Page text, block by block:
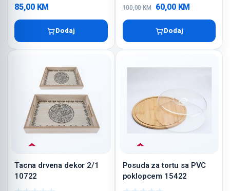
85,00 KM
Dodaj
100,00KM Izvorna
cijena
bila
je:
100,00 KM.
60,00 KM
cijena
60,00 KM.
Dodaj
Tacna drvena dekor 2/1
10722
Posuda za tortu sa PVC
poklopcem 15422